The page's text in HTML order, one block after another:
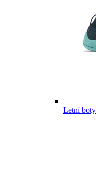
Letní boty